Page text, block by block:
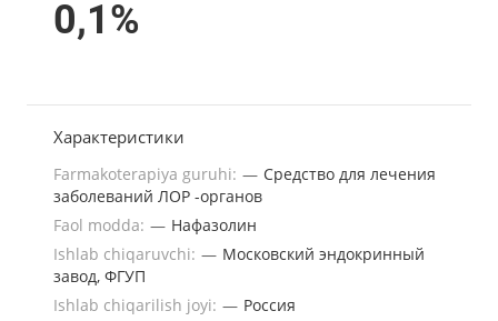
0,1%
Характеристики
Farmakoterapiya guruhi: — Средство для лечения
заболеваний ЛОР -органов
Faol modda: — Нафазолин
Ishlab chiqaruvchi: — Московский эндокринный
завод, ФГУП
Ishlab chiqarilish joyi: — Россия